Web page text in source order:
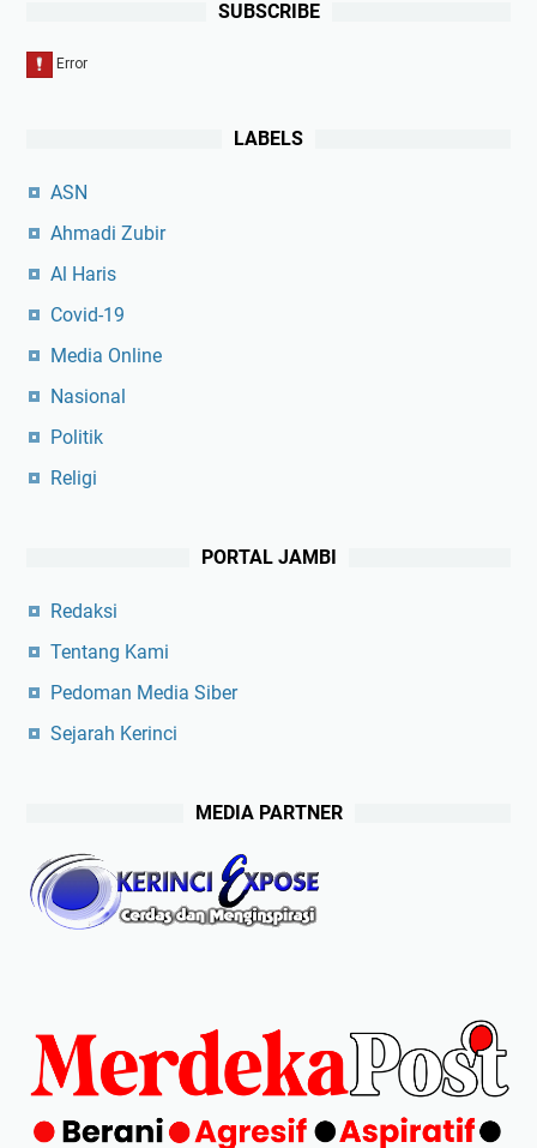
SUBSCRIBE
LABELS
ASN
Ahmadi Zubir
Al Haris
Covid-19
Media Online
Nasional
Politik
Religi
PORTAL JAMBI
Redaksi
Tentang Kami
Pedoman Media Siber
Sejarah Kerinci
MEDIA PARTNER